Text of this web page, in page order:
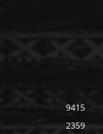
9415
2359